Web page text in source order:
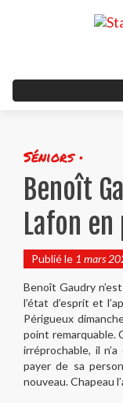
Séniors •
Benoît
Lafon
Publié le 1 mars
Benoît Gaudry
l’état d’esprit et
Périgueux
point remarquable.
irréprochable, il
payer de sa
nouveau. Chapeau